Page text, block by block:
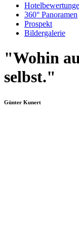
360° Panoramen
Prospekt
Bildergalerie
"Wohin
selbst."
Günter Kunert